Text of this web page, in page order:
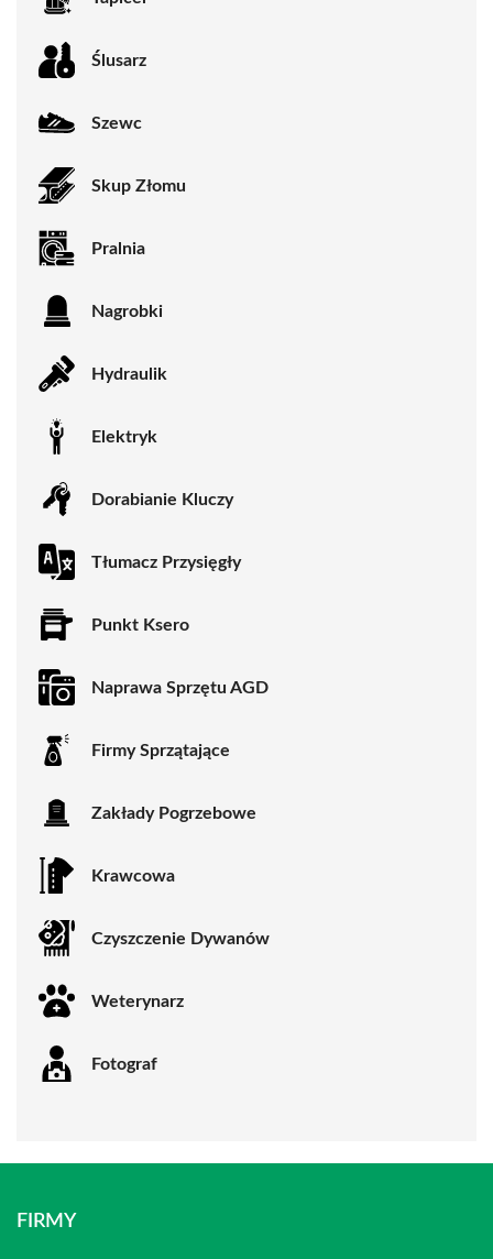
Ślusarz
Szewc
Skup Złomu
Pralnia
Nagrobki
Hydraulik
Elektryk
Dorabianie Kluczy
Tłumacz Przysięgły
Punkt Ksero
Naprawa Sprzętu AGD
Firmy Sprzątające
Zakłady Pogrzebowe
Krawcowa
Czyszczenie Dywanów
Weterynarz
Fotograf
FIRMY